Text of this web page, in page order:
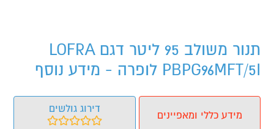
תנור משולב 95 ליטר דגם LOFRA
PBPG96MFT/5I לופרה - מידע נוסף
מידע כללי ומאפיינים
דירוג גולשים